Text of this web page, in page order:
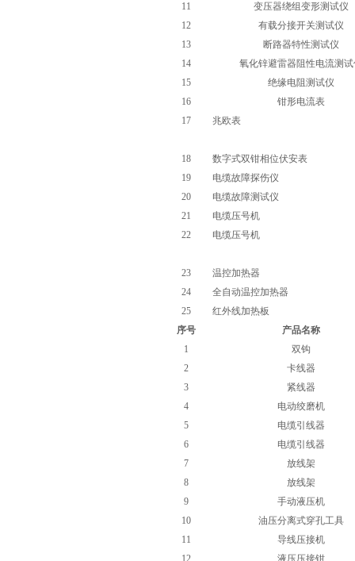
11
变压器绕组变形测试仪
12
有载分接开关测试仪
13
断路器特性测试仪
14
氧化锌避雷器阻性电流测试
15
绝缘电阻测试仪
16
钳形电流表
17
兆欧表
18
数字式双钳相位伏安表
19
电缆故障探伤仪
20
电缆故障测试仪
21
电缆压号机
22
电缆压号机
23
温控加热器
24
全自动温控加热器
25
红外线加热板
序号
产品名称
1
双钩
2
卡线器
3
紧线器
4
电动绞磨机
5
电缆引线器
6
电缆引线器
7
放线架
8
放线架
9
手动液压机
10
油压分离式穿孔工具
11
导线压接机
12
液压压接钳